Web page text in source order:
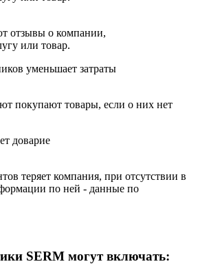
отзывы о компании,
или товар.
покупают товары, если о них нет
теряет компания, при отсутствии в
по ней - данные по
SERM могут включать: